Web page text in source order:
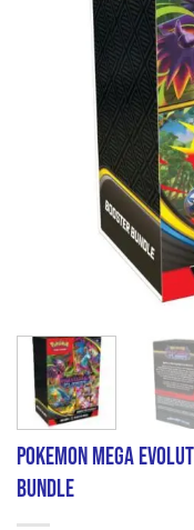
Pokemon Mega
Bundle